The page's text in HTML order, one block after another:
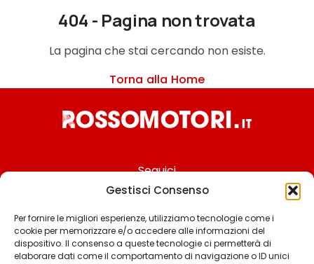
Gestisci Consenso
Per fornire le migliori esperienze, utilizziamo tecnologie come i
cookie per memorizzare e/o accedere alle informazioni del
dispositivo. Il consenso a queste tecnologie ci permetterà di
elaborare dati come il comportamento di navigazione o ID unici
404 - Pagina non trovata
La pagina che stai cercando non esiste.
Torna alla Home
Seguici
Chi siamo